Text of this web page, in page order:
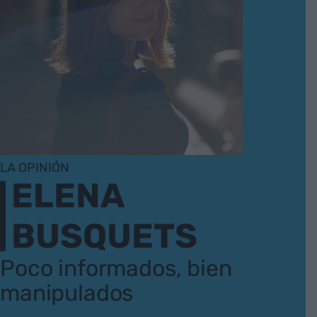
LA OPINIÓN
ELENA
BUSQUETS
Poco informados, bien
manipulados